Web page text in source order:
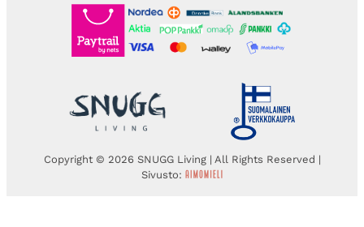
Copyright © 2026 SNUGG Living | All Rights Reserved |
Sivusto: